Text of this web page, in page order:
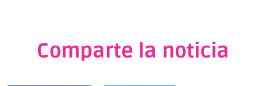
Comparte la noticia